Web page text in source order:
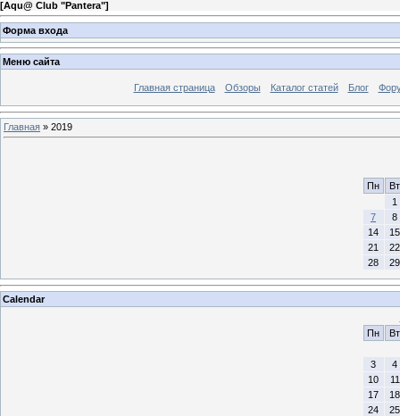
[Aqu@ Club "Pantera"]
Форма входа
Меню сайта
Главная страница Обзоры Каталог статей Блог
Главная » 2019
Пн
Вт
1
7
8
14
15
21
22
28
29
Calendar
Пн
Вт
3
4
10
11
17
18
24
25